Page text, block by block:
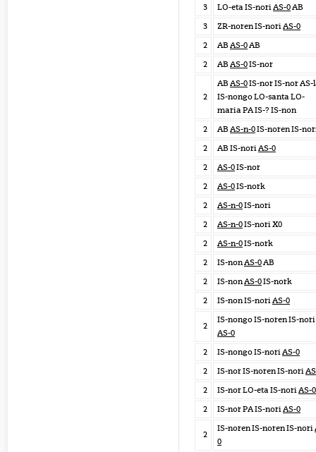
3
LO-eta IS-noriAS-0AB
3
ZR-noren IS-noriAS-0
2
AB AS-0AB
2
AB AS-0IS-nor
2
AB AS-0IS-nor IS-nor AS-
IS-nongo LO-santa LO-
maria PA IS-? IS-non
2
AB AS-n-0IS-noren IS-
2
AB IS-noriAS-0
2
AS-0IS-nor
2
AS-0IS-nork
2
AS-n-0IS-nori
2
AS-n-0IS-nori X0
2
AS-n-0IS-nork
2
IS-nonAS-0AB
2
IS-nonAS-0IS-nork
2
IS-non IS-noriAS-0
2
IS-nongo IS-noren IS-nori
AS-0
2
IS-nongo IS-noriAS-0
2
IS-nor IS-noren IS-nori
2
IS-nor LO-eta IS-noriAS-0
2
IS-nor PA IS-noriAS-0
2
IS-noren IS-noren IS-nori
0